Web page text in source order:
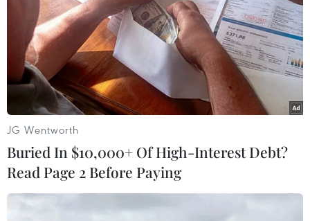
Minh Vương tung cú sút đầu tiên khi vào sân. (Ảnh: Hoàng
Linh/TTXVN)
JG Wentworth
Buried In $10,000+ Of High-Interest Debt?
Read Page 2 Before Paying